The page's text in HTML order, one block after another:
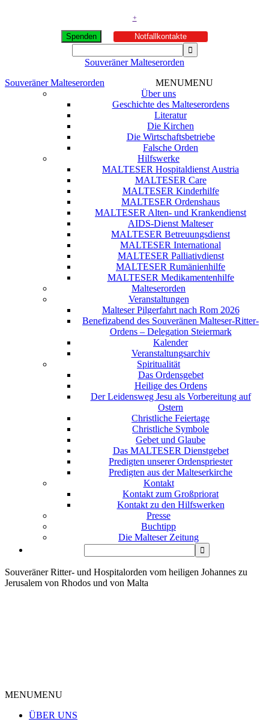
+
Spenden Notfallkontakte
Souveräner Malteserorden
Souveräner Malteserorden
MENUMENU
Über uns
Geschichte des Malteserordens
Literatur
Die Kirchen
Die Wirtschaftsbetriebe
Falsche Orden
Hilfswerke
MALTESER Hospitaldienst Austria
MALTESER Care
MALTESER Kinderhilfe
MALTESER Ordenshaus
MALTESER Alten- und Krankendienst
AIDS-Dienst Malteser
MALTESER Betreuungsdienst
MALTESER International
MALTESER Palliativdienst
MALTESER Rumänienhilfe
MALTESER Medikamentenhilfe
Malteserorden
Veranstaltungen
Malteser Pilgerfahrt nach Rom 2026
Benefizabend des Souveränen Malteser-Ritter-
Ordens – Delegation Steiermark
Kalender
Veranstaltungsarchiv
Spiritualität
Das Ordensgebet
Heilige des Ordens
Der Leidensweg Jesu als Vorbereitung auf
Ostern
Christliche Feiertage
Christliche Symbole
Gebet und Glaube
Das MALTESER Dienstgebet
Predigten unserer Ordenspriester
Predigten aus der Malteserkirche
Kontakt
Kontakt zum Großpriorat
Kontakt zu den Hilfswerken
Presse
Buchtipp
Die Malteser Zeitung
Souveräner Ritter- und Hospitalorden vom heiligen Johannes zu
Jerusalem von Rhodos und von Malta
MENUMENU
ÜBER UNS